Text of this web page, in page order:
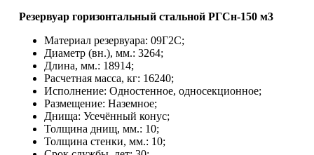
Резервуар горизонтальный стальной РГСн-150 м3
Материал резервуара: 09Г2С;
Диаметр (вн.), мм.: 3264;
Длина, мм.: 18914;
Расчетная масса, кг: 16240;
Исполнение: Одностенное, односекционное;
Размещение: Наземное;
Днища: Усечённый конус;
Толщина днищ, мм.: 10;
Толщина стенки, мм.: 10;